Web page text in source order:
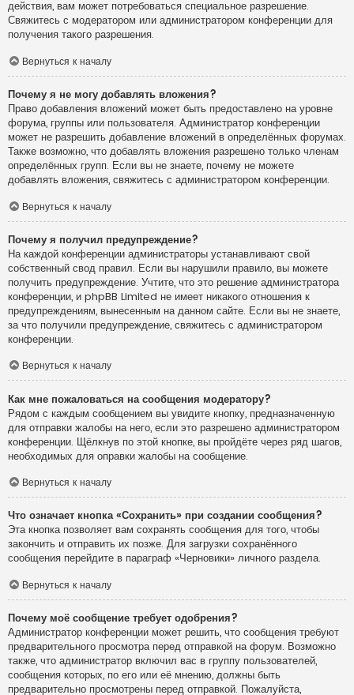
действия, вам может потребоваться специальное разрешение.
Свяжитесь с модератором или администратором конференции для
получения такого разрешения.
Вернуться к началу
Почему я не могу добавлять вложения?
Право добавления вложений может быть предоставлено на уровне
форума, группы или пользователя. Администратор конференции
может не разрешить добавление вложений в определённых форумах.
Также возможно, что добавлять вложения разрешено только членам
определённых групп. Если вы не знаете, почему не можете
добавлять вложения, свяжитесь с администратором конференции.
Вернуться к началу
Почему я получил предупреждение?
На каждой конференции администраторы устанавливают свой
собственный свод правил. Если вы нарушили правило, вы можете
получить предупреждение. Учтите, что это решение администратора
конференции, и phpBB Limited не имеет никакого отношения к
предупреждениям, вынесенным на данном сайте. Если вы не знаете,
за что получили предупреждение, свяжитесь с администратором
конференции.
Вернуться к началу
Как мне пожаловаться на сообщения модератору?
Рядом с каждым сообщением вы увидите кнопку, предназначенную
для отправки жалобы на него, если это разрешено администратором
конференции. Щёлкнув по этой кнопке, вы пройдёте через ряд шагов,
необходимых для оправки жалобы на сообщение.
Вернуться к началу
Что означает кнопка «Сохранить» при создании сообщения?
Эта кнопка позволяет вам сохранять сообщения для того, чтобы
закончить и отправить их позже. Для загрузки сохранённого
сообщения перейдите в параграф «Черновики» личного раздела.
Вернуться к началу
Почему моё сообщение требует одобрения?
Администратор конференции может решить, что сообщения требуют
предварительного просмотра перед отправкой на форум. Возможно
также, что администратор включил вас в группу пользователей,
сообщения которых, по его или её мнению, должны быть
предварительно просмотрены перед отправкой. Пожалуйста,